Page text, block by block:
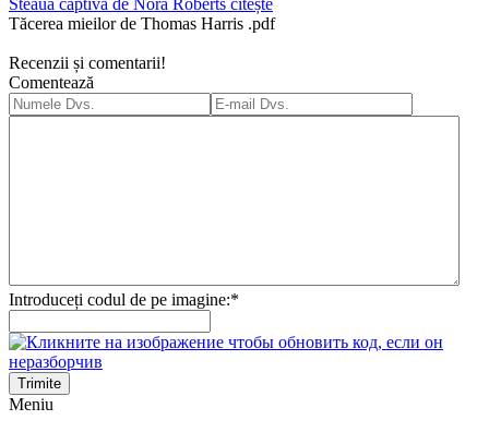
Steaua captivă de Nora Roberts citește
Tăcerea mieilor de Thomas Harris .pdf
Recenzii și comentarii!
Comentează
Introduceți codul de pe imagine:*
Trimite
Meniu